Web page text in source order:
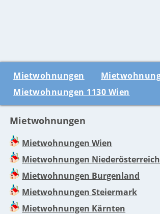
Mietwohnungen
Mietwohnungen 1130 Wien
Mietwohnungen
Mietwohnungen Wien
Mietwohnungen Niederösterreich
Mietwohnungen Burgenland
Mietwohnungen Steiermark
Mietwohnungen Kärnten